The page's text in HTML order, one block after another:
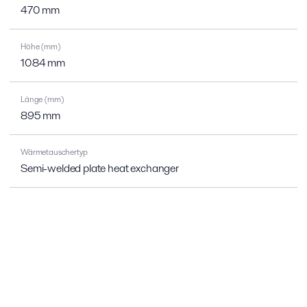
470 mm
Höhe (mm)
1084 mm
Länge (mm)
895 mm
Wärmetauschertyp
Semi-welded plate heat exchanger